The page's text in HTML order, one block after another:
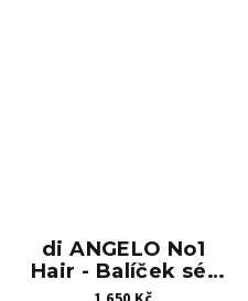
di ANGELO No1
Hair - Balíček sér
proti padání vlasů